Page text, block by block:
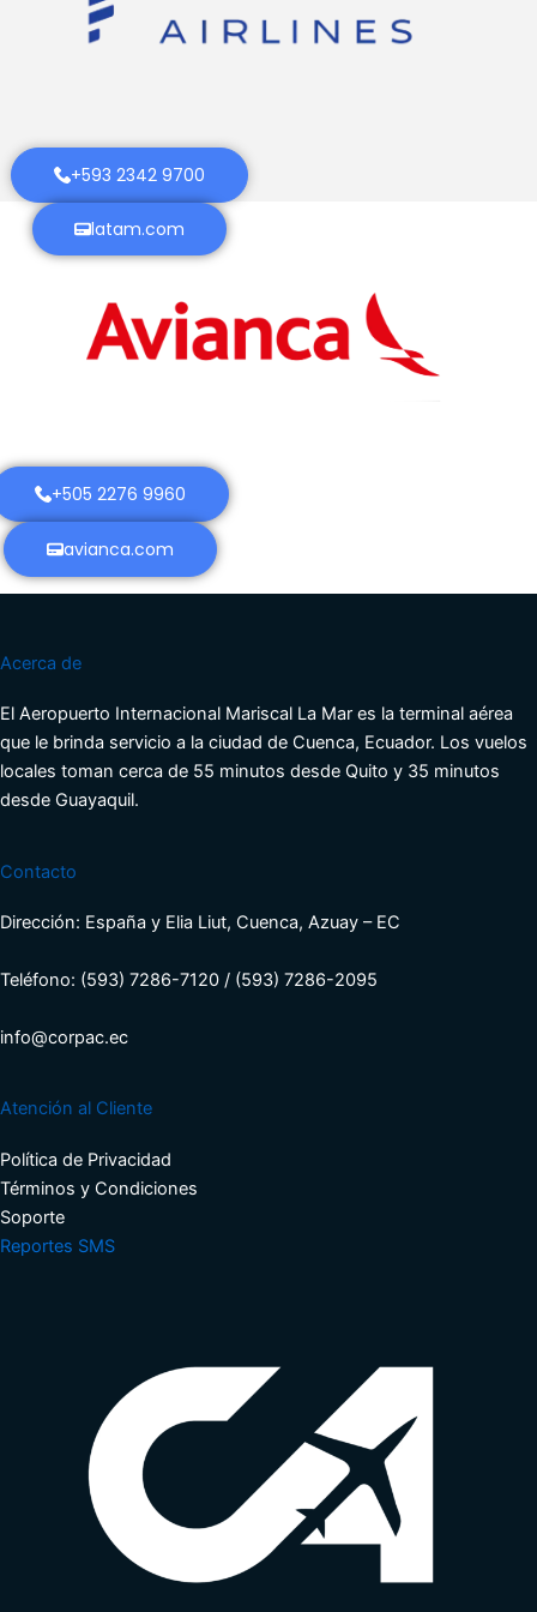
+593 2342 9700
latam.com
+505 2276 9960
avianca.com
Acerca de
El Aeropuerto Internacional Mariscal La Mar es la terminal aérea
que le brinda servicio a la ciudad de Cuenca, Ecuador. Los vuelos
locales toman cerca de 55 minutos desde Quito y 35 minutos
desde Guayaquil.
Contacto
Dirección: España y Elia Liut, Cuenca, Azuay – EC
Teléfono: (593) 7286-7120 / (593) 7286-2095
info@corpac.ec
Atención al Cliente
Política de Privacidad
Términos y Condiciones​
Soporte​
Reportes SMS